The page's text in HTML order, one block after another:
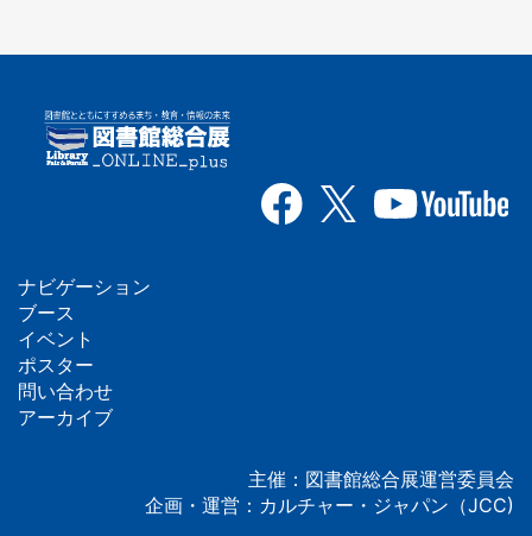
フ
ッ
タ
ナビゲーション
ブース
イベント
ポスター
問い合わせ
アーカイブ
主催：図書館総合展運営委員会
企画・運営：カルチャー・ジャパン（JCC)